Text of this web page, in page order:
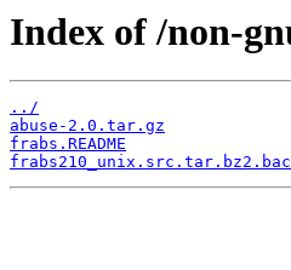
Index of /non-
../
abuse-2.0.tar.gz
frabs.README
frabs210_unix.src.tar.bz2.back-